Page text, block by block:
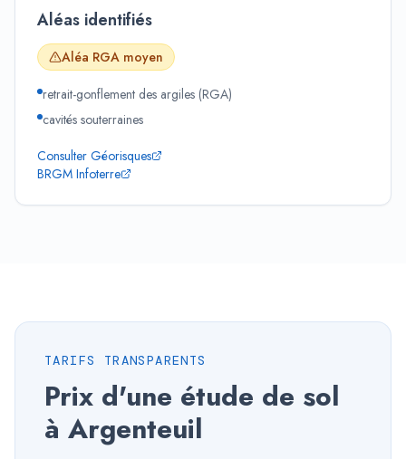
Aléas identifiés
Aléa RGA moyen
retrait-gonflement des argiles (RGA)
cavités souterraines
Consulter Géorisques
BRGM Infoterre
TARIFS TRANSPARENTS
Prix d'une étude de sol
à Argenteuil